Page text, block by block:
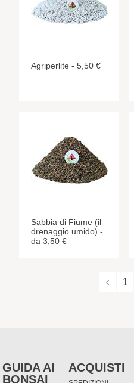
Agriperlite - 5,50 €
Sabbia di Fiume (il
drenaggio umido) -
da 3,50 €
1
GUIDA AI
BONSAI
ACQUISTI